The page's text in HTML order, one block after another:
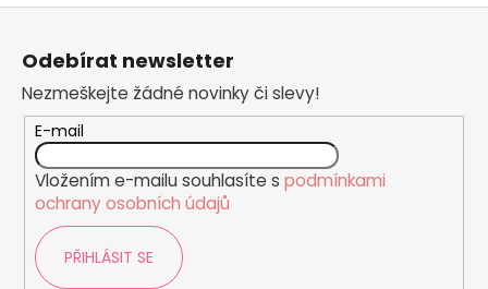
Z
Odebírat newsletter
Nezmeškejte žádné novinky či slevy!
E-mail
Vložením e-mailu souhlasíte s podmínkami
ochrany osobních údajů
PŘIHLÁSIT SE